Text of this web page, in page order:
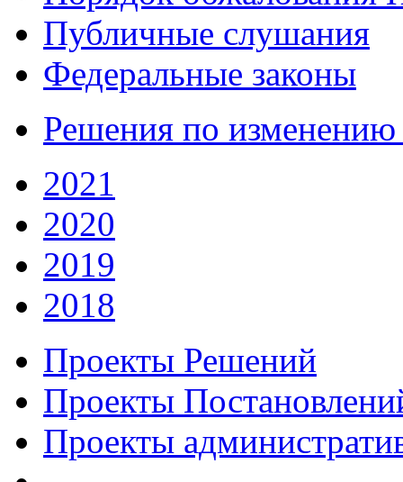
Публичные слушания
Федеральные законы
Решения по изменению
2021
2020
2019
2018
Проекты Решений
Проекты
Проекты